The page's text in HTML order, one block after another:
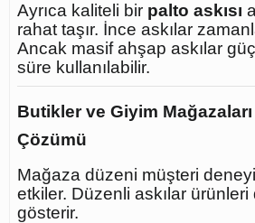
Ayrıca kaliteli bir palto askısı
rahat taşır. İnce askılar
Ancak masif ahşap askılar
süre kullanılabilir.
Butikler ve Giyim
Çözümü
Mağaza düzeni müşteri
etkiler. Düzenli askılar
gösterir.